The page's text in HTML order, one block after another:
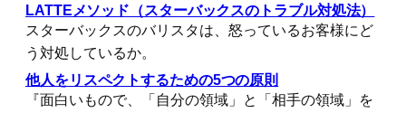
LATTEメソッド（スターバックスのトラブル対処法）
スターバックスのバリスタは、怒っているお客様にど
う対処しているか。
他人をリスペクトするための5つの原則
『面白いもので、「自分の領域」と「相手の領域」を